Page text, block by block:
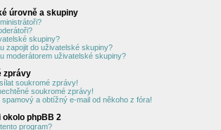
úrovně a skupiny
skupiny?
zapojit do uživatelské skupiny?
moderátorem uživatelské skupiny?
zprávy
soukromé zprávy!
soukromé zprávy!
spamový a obtížný e-mail od někoho z fóra!
okolo phpBB 2
program?